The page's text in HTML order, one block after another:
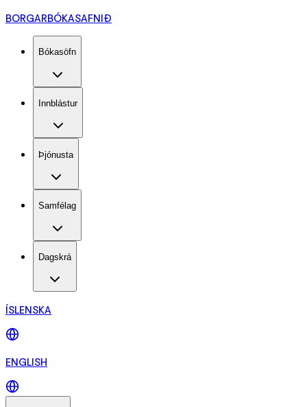
BORGARBÓKASAFNIÐ
Bókasöfn
Innblástur
Þjónusta
Samfélag
Dagskrá
ÍSLENSKA
ENGLISH